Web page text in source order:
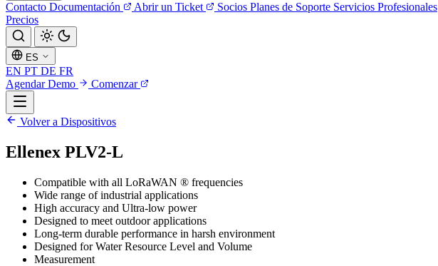
Contacto Documentación Abrir un Ticket Socios Planes de Soporte Servicios Profesionales
Precios
ES
EN PT DE FR
Agendar Demo
Comenzar
Volver a Dispositivos
Ellenex PLV2-L
Compatible with all LoRaWAN ® frequencies
Wide range of industrial applications
High accuracy and Ultra-low power
Designed to meet outdoor applications
Long-term durable performance in harsh environment
Designed for Water Resource Level and Volume
Measurement